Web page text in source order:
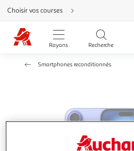
Aller
directement
au
contenu
Aller
directement
Aller
rubrique
Choisir vos courses
Rayons Recherche
Smartphones reconditionnés